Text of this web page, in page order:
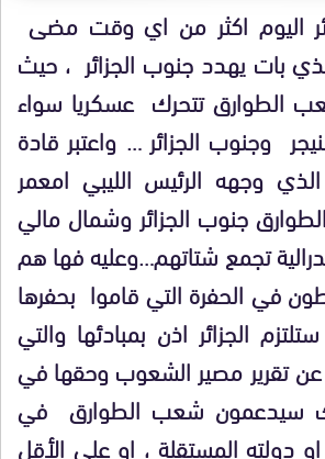
اليوم اكثر من اي وقت مضى
بات يهدد جنوب الجزائر ، حيث
الطوارق تتحرك عسكريا سواء
وجنوب الجزائر … واعتبر قادة
الذي وجهه الرئيس الليبي امعمر
جنوب الجزائر وشمال مالي
تجمع شتاتهم…وعليه فها هم
في الحفرة التي قاموا بحفرها
الجزائر اذن بمبادئها والتي
عن تقرير مصير الشعوب وحقها في
سيدعمون شعب الطوارق في
دولته المستقلة ، او على الأقل